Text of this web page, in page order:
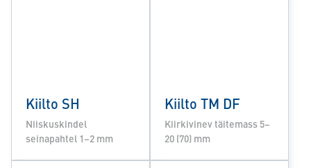
Kiilto SH
Niiskuskindel
seinapahtel 1–2 mm
Kiilto TM DF
Kiirkivinev täitemass 5–
20 (70) mm